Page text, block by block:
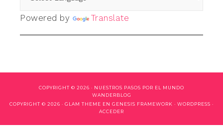
Powered by Translate
COPYRIGHT © 2026 · NUESTROS PASOS POR EL MUNDO
WANDERBLOG
COPYRIGHT © 2026 · GLAM THEME EN GENESIS FRAMEWORK · WORDPRESS ·
ACCEDER